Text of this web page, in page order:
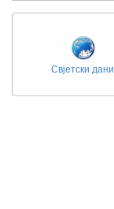
Свјетски дани